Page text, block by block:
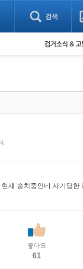
례
검거 소식
.
재 송치중인데 사기당
좋아요
61